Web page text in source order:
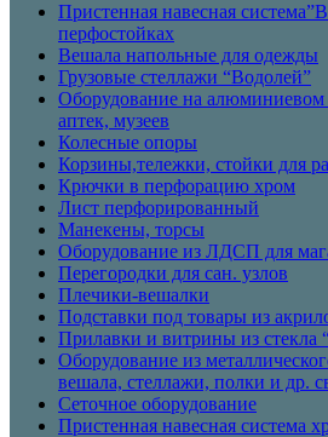
Пристенная навесная
перфостойках
Вешала напольные для одежды
Грузовые стеллажи “Водолей”
Оборудование на алюминиевом
аптек, музеев
Колесные опоры
Корзины,тележки, стойки для
Крючки в перфорацию хром
Лист перфорированный
Манекены, торсы
Оборудование из ЛДСП для
Перегородки для сан. узлов
Плечики-вешалки
Подставки под товары из
Прилавки и витрины из стекла
Оборудование из
вешала, стеллажи, полки и др.
Сеточное оборудование
Пристенная навесная система